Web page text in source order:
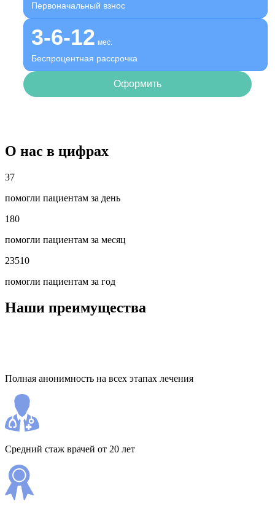
Первоначальный взнос
3-6-12 мес.
Беспроцентная рассрочка
Оформить
О нас в цифрах
37
помогли пациентам за день
180
помогли пациентам за месяц
23510
помогли пациентам за год
Наши преимущества
Полная анонимность на всех этапах лечения
Средний стаж врачей от 20 лет